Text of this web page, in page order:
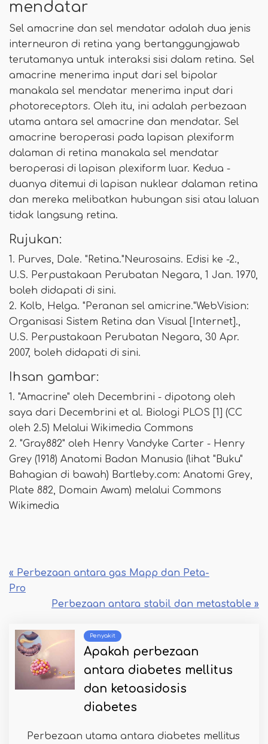
mendatar
Sel amacrine dan sel mendatar adalah dua jenis
interneuron di retina yang bertanggungjawab
terutamanya untuk interaksi sisi dalam retina. Sel
amacrine menerima input dari sel bipolar
manakala sel mendatar menerima input dari
photoreceptors. Oleh itu, ini adalah perbezaan
utama antara sel amacrine dan mendatar. Sel
amacrine beroperasi pada lapisan plexiform
dalaman di retina manakala sel mendatar
beroperasi di lapisan plexiform luar. Kedua -
duanya ditemui di lapisan nuklear dalaman retina
dan mereka melibatkan hubungan sisi atau laluan
tidak langsung retina.
Rujukan:
1. Purves, Dale. "Retina."Neurosains. Edisi ke -2.,
U.S. Perpustakaan Perubatan Negara, 1 Jan. 1970,
boleh didapati di sini.
2. Kolb, Helga. "Peranan sel amicrine."WebVision:
Organisasi Sistem Retina dan Visual [Internet].,
U.S. Perpustakaan Perubatan Negara, 30 Apr.
2007, boleh didapati di sini.
Ihsan gambar:
1. "Amacrine" oleh Decembrini - dipotong oleh
saya dari Decembrini et al. Biologi PLOS [1] (CC
oleh 2.5) Melalui Wikimedia Commons
2. "Gray882" oleh Henry Vandyke Carter - Henry
Grey (1918) Anatomi Badan Manusia (lihat "Buku"
Bahagian di bawah) Bartleby.com: Anatomi Grey,
Plate 882, Domain Awam) melalui Commons
Wikimedia
« Perbezaan antara gas Mapp dan Peta-
Pro
Perbezaan antara stabil dan metastable »
Penyakit
Apakah perbezaan
antara diabetes mellitus
dan ketoasidosis
diabetes
Perbezaan utama antara diabetes mellitus